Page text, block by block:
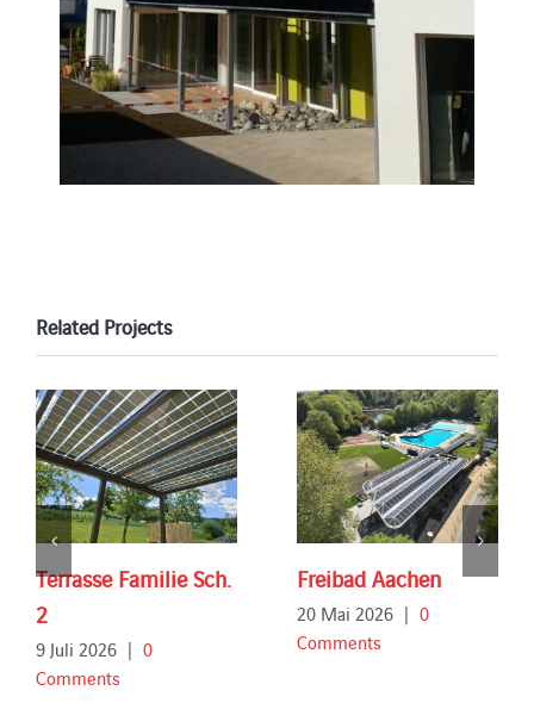
Related Projects
Terrasse Familie Sch.
2
9 Juli 2026 | 0
Comments
Freibad Aachen
20 Mai 2026 | 0
Comments